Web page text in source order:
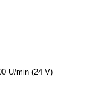
U/min (24 V)